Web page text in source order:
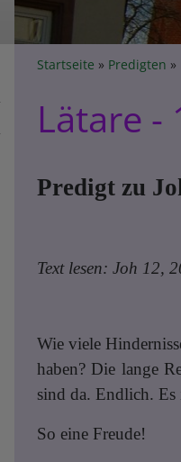
Startseite Predigten
Lätare -
Predigt zu
Text lesen: Joh 12,
Wie viele
haben? Die lange
sind da. Endlich. Es
So eine Freude!